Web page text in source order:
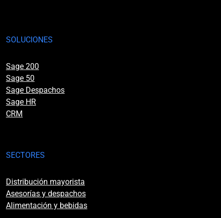
SOLUCIONES
Sage 200
Sage 50
Sage Despachos
Sage HR
CRM
SECTORES
Distribución mayorista
Asesorías y despachos
Alimentación y bebidas